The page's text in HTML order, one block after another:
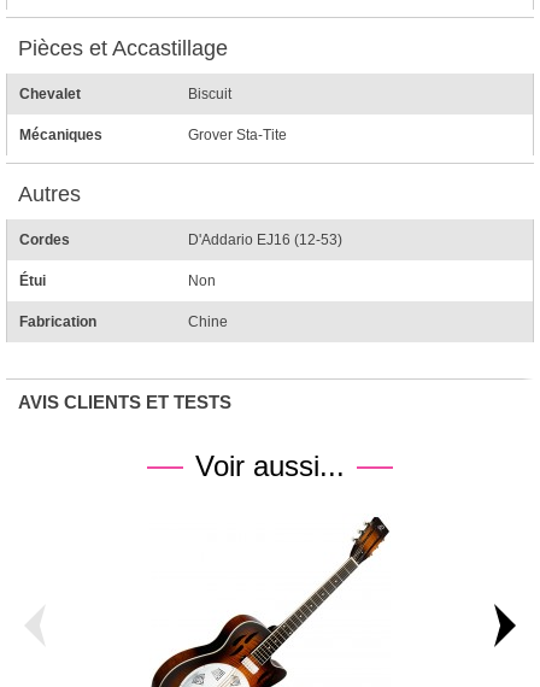
Pièces et Accastillage
Chevalet Biscuit
Mécaniques Grover Sta-Tite
Autres
Cordes D'Addario EJ16 (12-53)
Étui Non
Fabrication Chine
AVIS CLIENTS ET TESTS
Voir aussi...